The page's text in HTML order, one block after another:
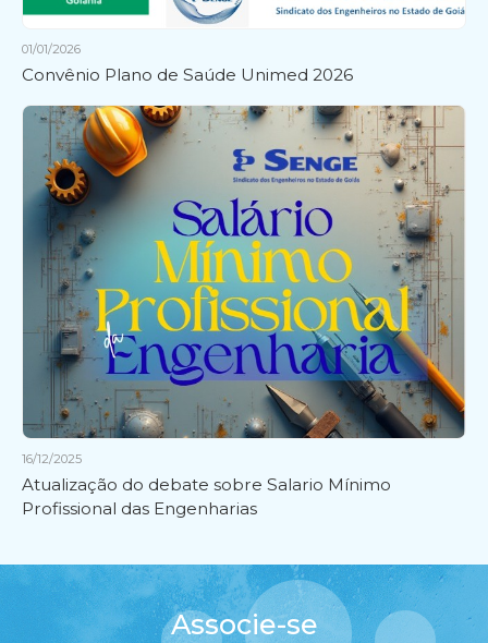
01/01/2026
Convênio Plano de Saúde Unimed 2026
16/12/2025
Atualização do debate sobre Salario Mínimo
Profissional das Engenharias
Associe-se